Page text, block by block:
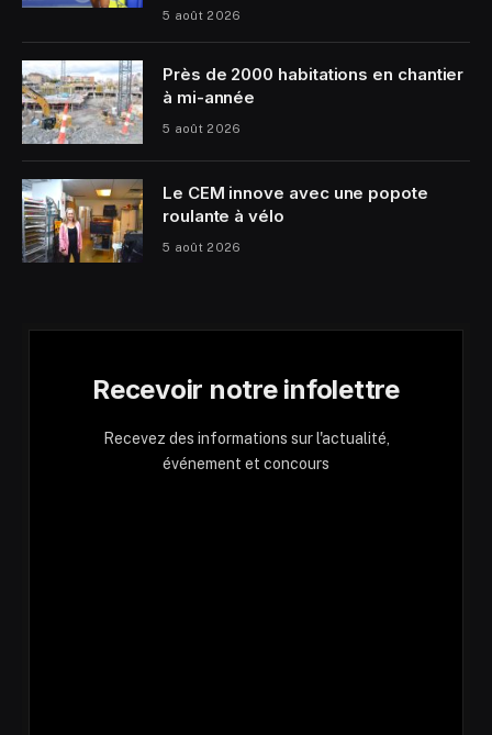
5 août 2026
Près de 2000 habitations en chantier
à mi-année
5 août 2026
Le CEM innove avec une popote
roulante à vélo
5 août 2026
Recevoir notre infolettre
Recevez des informations sur l'actualité,
événement et concours